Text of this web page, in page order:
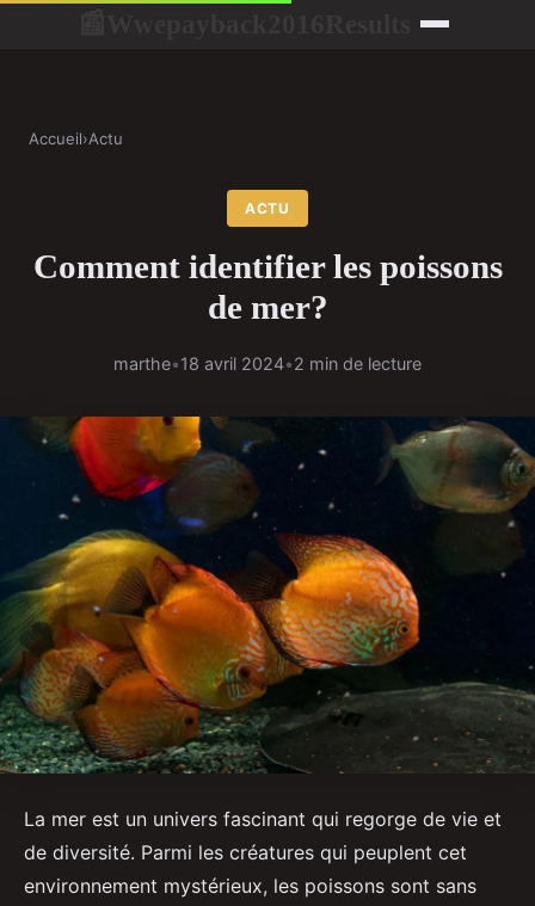
Accueil›Actu
ACTU
Comment identifier les poissons
de mer?
marthe•18 avril 2024•2 min de lecture
La mer est un univers fascinant qui regorge de vie et
de diversité. Parmi les créatures qui peuplent cet
environnement mystérieux, les poissons sont sans